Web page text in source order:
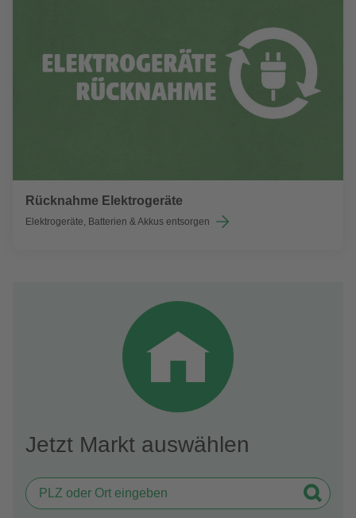
Rücknahme Elektrogeräte
Elektrogeräte, Batterien & Akkus entsorgen
Jetzt Markt auswählen